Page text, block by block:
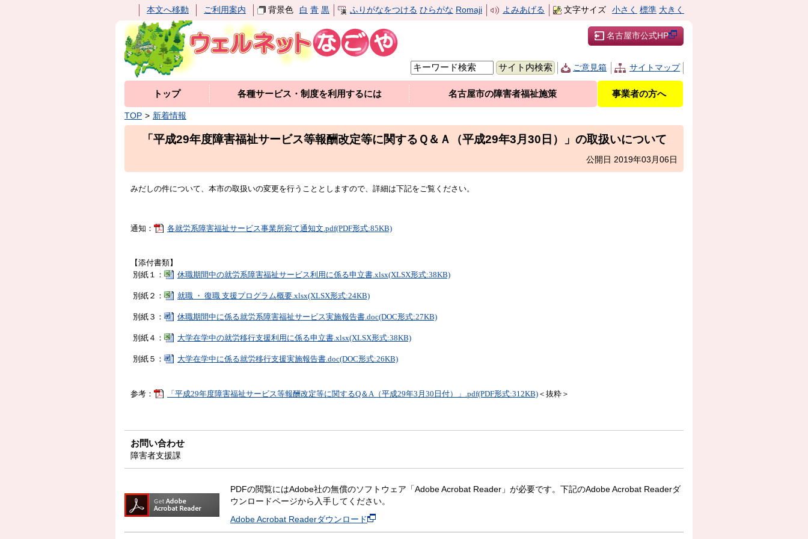
本文へ移動 ご利用案内 背景色 白 青 黒 ふりがなをつける ひらがな Romaji よみあげる 文字サイズ 小さく 標準 大きく
名古屋市公式HP
ご意見箱 サイトマップ
トップ 各種サービス・制度を利用するには 名古屋市の障害者福祉施策 事業者の方へ
TOP 新着情報
「平成29年度障害福祉サービス等報酬改定等に関するＱ＆Ａ（平成29年3月30日）」の取扱いについて
公開日 2019年03月06日
みだしの件について、 本市の取扱いの変更を行うこととしますので、 詳細は下記をご覧ください。
通知： 各就労系障害福祉サービス事業所宛て通知文.pdf(PDF形式:85KB)
【添付書類】
別紙１：
休職期間中の就労系障害福祉サービス利用に係る申立書.xlsx(XLSX形式:38KB)
別紙２： 就職 ・ 復職 支援プログラム概要.xlsx(XLSX形式:24KB)
別紙３： 休職期間中に係る就労系障害福祉サービス実施報告書.doc(DOC形式:27KB)
別紙４： 大学在学中の就労移行支援利用に係る申立書.xlsx(XLSX形式:38KB)
別紙５： 大学在学中に係る就労移行支援実施報告書.doc(DOC形式:26KB)
参考： 「平成29年度障害福祉サービス等報酬改定等に関するQ＆A（平成29年3月30日付）」.pdf(PDF形式:312KB) ＜抜粋＞
お問い合わせ
障害者支援課
PDFの閲覧にはAdobe社の無償のソフトウェア「Adobe Acrobat Reader」が必要です。下記のAdobe Acrobat Readerダ
ウンロードページから入手してください。
Adobe Acrobat Readerダウンロード